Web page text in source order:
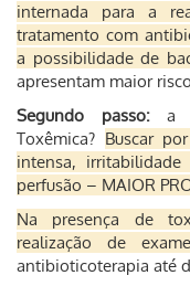
internada para a
tratamento com
a possibilidade de
apresentam maior
Segundo passo: a
Toxêmica? Buscar
intensa,
perfusão – MAIOR
Na presença de
realização de
antibioticoterapia até